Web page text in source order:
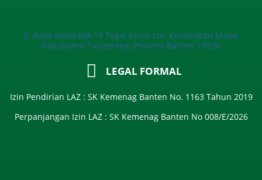
Jl. Raya Mauk KM.19 Tegal Kunir Lor, Kecamatan Mauk,
Kabupaten Tangerang, Provinsi Banten 15530
LEGAL FORMAL
Izin Pendirian LAZ : SK Kemenag Banten No. 1163 Tahun 2019
Perpanjangan Izin LAZ : SK Kemenag Banten No 008/E/2026​